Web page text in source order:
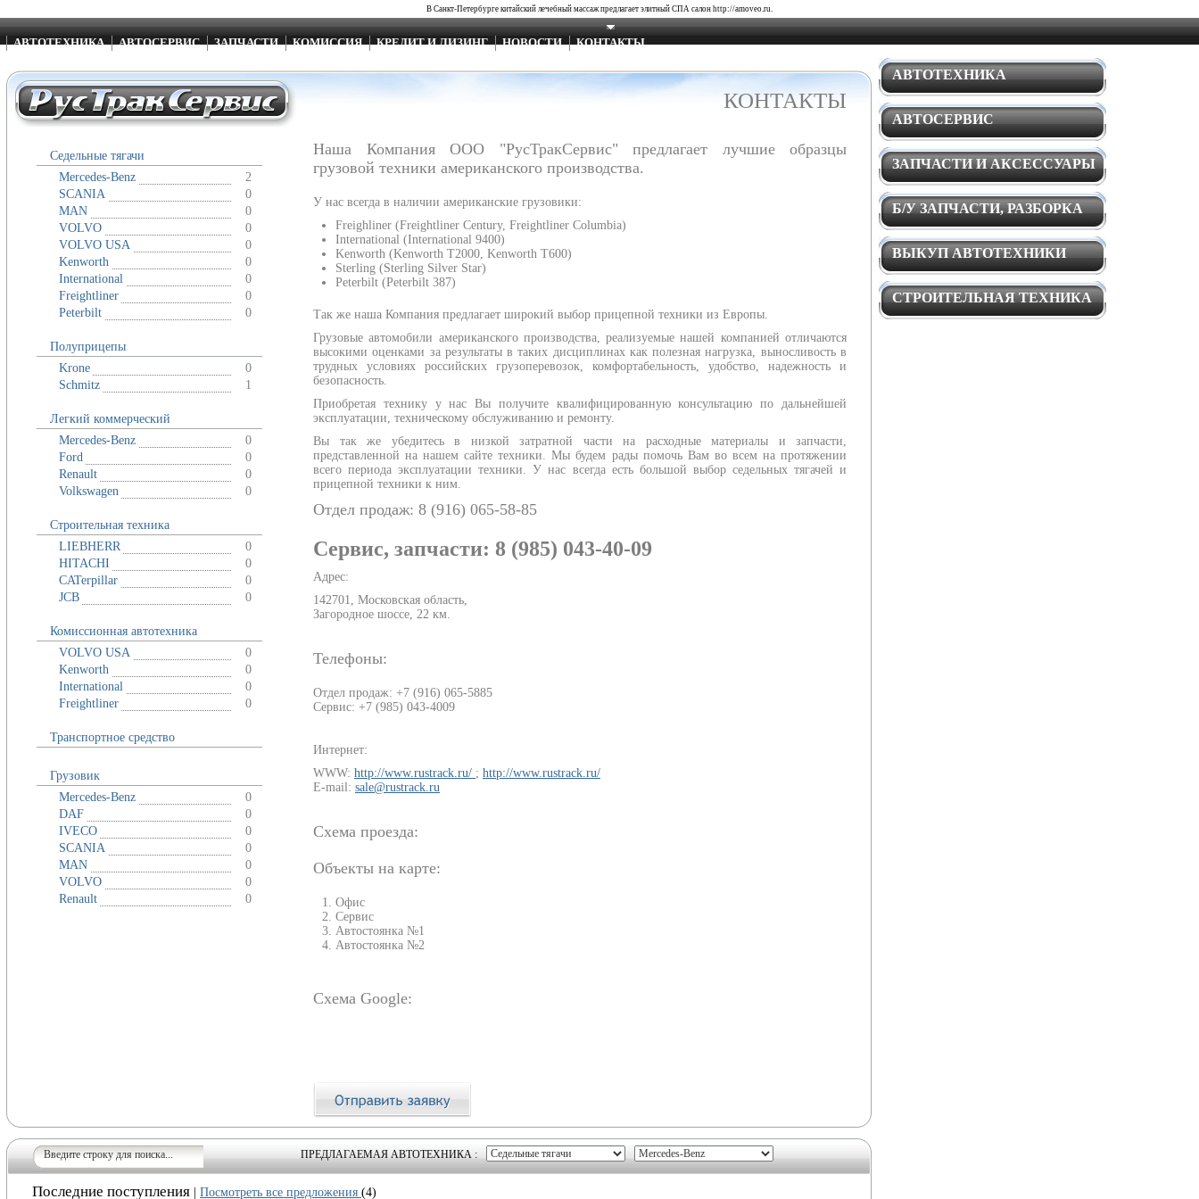
В Санкт-Петербурге китайский лечебный массажпредлагает элитный СПА салон http://amoveo.ru.
АВТОТЕХНИКА
АВТОСЕРВИС
ЗАПЧАСТИ И АКСЕССУАРЫ
Б/У ЗАПЧАСТИ, РАЗБОРКА
ВЫКУП АВТОТЕХНИКИ
СТРОИТЕЛЬНАЯ ТЕХНИКА
АВТОТЕХНИКА АВТОСЕРВИС ЗАПЧАСТИ КОМИССИЯ КРЕДИТ И ЛИЗИНГ НОВОСТИ КОНТАКТЫ
Седельные тягачи
Mercedes-Benz
2
SCANIA
0
MAN
0
VOLVO
0
VOLVO USA
0
Kenworth
0
International
0
Freightliner
0
Peterbilt
0
Полуприцепы
Krone
0
Schmitz
1
Легкий коммерческий
Mercedes-Benz
0
Ford
0
Renault
0
Volkswagen
0
Строительная техника
LIEBHERR
0
HITACHI
0
CATerpillar
0
JCB
0
Комиссионная автотехника
VOLVO USA
0
Kenworth
0
International
0
Freightliner
0
Транспортное средство
Грузовик
Mercedes-Benz
0
DAF
0
IVECO
0
SCANIA
0
MAN
0
VOLVO
0
Renault
0
КОНТАКТЫ
Наша Компания ООО "РусТракСервис" предлагает лучшие образцы
грузовой техники американского производства.
У нас всегда в наличии американские грузовики:
Freighliner (Freightliner Century, Freightliner Columbia)
International (International 9400)
Kenworth (Kenworth T2000, Kenworth T600)
Sterling (Sterling Silver Star)
Peterbilt (Peterbilt 387)
Так же наша Компания предлагает широкий выбор прицепной техники из Европы.
Грузовые автомобили американского производства, реализуемые нашей компанией отличаются
высокими оценками за результаты в таких дисциплинах как полезная нагрузка, выносливость в
трудных условиях российских грузоперевозок, комфортабельность, удобство, надежность и
безопасность.
Приобретая технику у нас Вы получите квалифицированную консультацию по дальнейшей
эксплуатации, техническому обслуживанию и ремонту.
Вы так же убедитесь в низкой затратной части на расходные материалы и запчасти,
представленной на нашем сайте техники. Мы будем рады помочь Вам во всем на протяжении
всего периода эксплуатации техники. У нас всегда есть большой выбор седельных тягачей и
прицепной техники к ним.
Отдел продаж: 8 (916) 065-58-85
Сервис, запчасти: 8 (985) 043-40-09
Адрес:
142701, Московская область,
Загородное шоссе, 22 км.
Телефоны:
Отдел продаж: +7 (916) 065-5885
Сервис: +7 (985) 043-4009
Интернет:
WWW: http://www.rustrack.ru/ ; http://www.rustrack.ru/
E-mail: sale@rustrack.ru
Схема проезда:
Объекты на карте:
Офис
Сервис
Автостоянка №1
Автостоянка №2
Схема Google:
ПРЕДЛАГАЕМАЯ АВТОТЕХНИКА :
Последние поступления Посмотреть все предложения (4)